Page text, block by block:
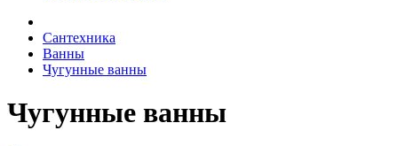
Сантехника
Ванны
Чугунные ванны
Чугунные ванны